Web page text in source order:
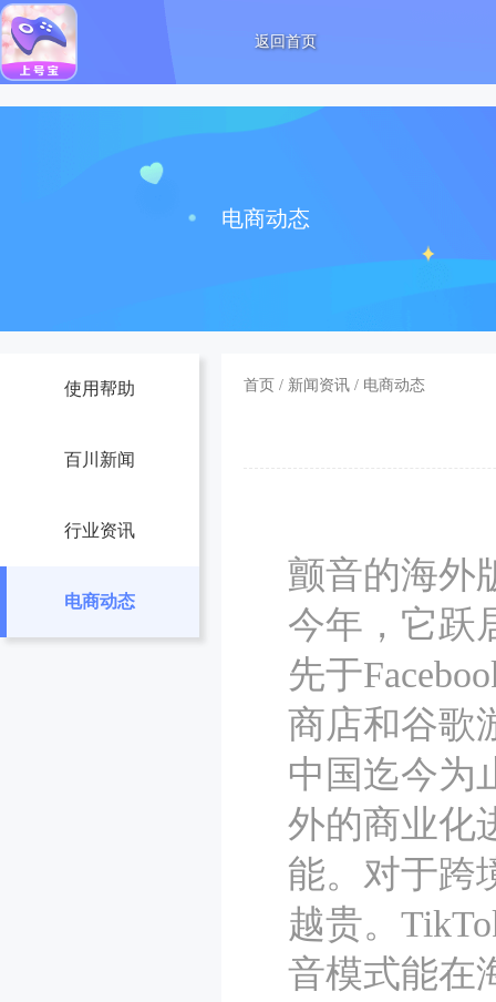
返回首页
电商动态
使用帮助
百川新闻
行业资讯
电商动态
首页 / 新闻资讯 / 电商动态
颤音的海外
今年，它跃
先于
商店和谷歌
中国迄今为
外的商业化
能。对于跨
越贵。
音模式能在